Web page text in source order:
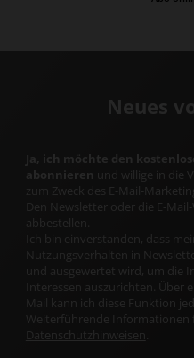
Neues
Ja, ich möchte den
abonnieren und willige in die
zum Zweck des E-Mail-
Den Newsletter oder die E-
abbestellen.
Ich bin einverstanden, dass
Nutzungsverhalten in
und ausgewertet wird, um die
Interessen auszurichten. Über
Mail kann ich diese Funktion
Weiterführende Informationen
Datenschutzhinweisen